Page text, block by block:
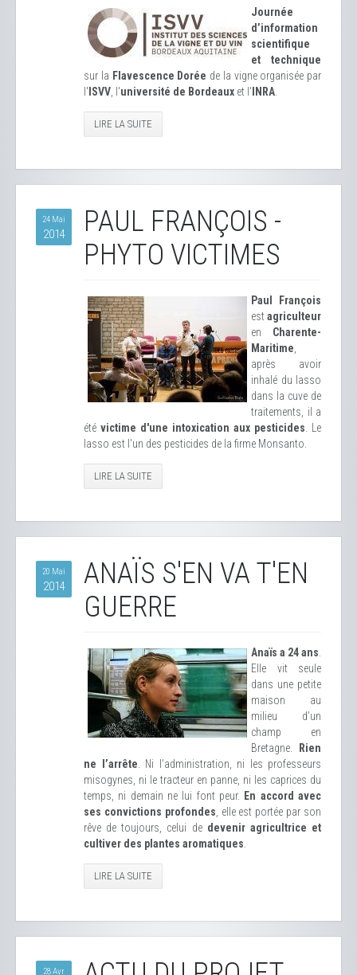
Journée
d’information
scientifique
et technique
sur la Flavescence Dorée de la vigne organisée par
l' ISVV , l'université de Bordeaux et l' INRA
LIRE LA SUITE
24 Mai
2014
PAUL FRANÇOIS -
PHYTO VICTIMES
Paul François
est agriculteur
en Charente-
Maritime
après avoir
inhalé du lasso
dans la cuve de
traitements, il a
été victime d'une intoxication aux pesticides . Le
lasso est l'un des pesticides de la firme Monsanto.
LIRE LA SUITE
20 Mai
2014
ANAÏS S'EN VA T'EN
GUERRE
Anaïs a 24 ans
Elle vit seule
dans une petite
maison au
milieu d’un
champ en
Bretagne.
Rien
ne l’arrête . Ni l’administration, ni les professeurs
misogynes, ni le tracteur en panne, ni les caprices du
temps, ni demain ne lui font peur.
En accord avec
ses convictions profondes , elle est portée par son
rêve de toujours, celui de devenir agricultrice et
cultiver des plantes aromatiques
LIRE LA SUITE
28 Avr